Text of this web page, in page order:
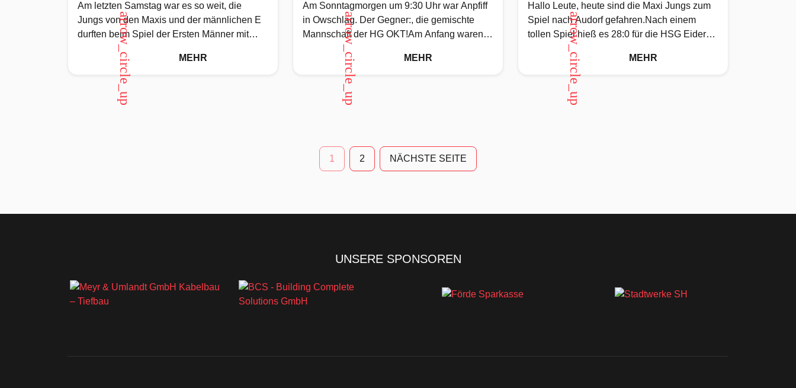
Am letzten Samstag war es so weit, die
Jungs von den Maxis und der männlichen E
durften beim Spiel der Ersten Männer mit
auflaufen.Schon vor
arrow_circle_up MEHR
Am Sonntagmorgen um 9:30 Uhr war Anpfiff
in Owschlag. Der Gegner:, die gemischte
Mannschaft der HG OKT!Am Anfang waren
unsere Jungs noch nicht ganz wach,
arrow_circle_up MEHR
Hallo Leute, heute sind die Maxi Jungs zum
Spiel nach Audorf gefahren.Nach einem
tollen Spiel hieß es 28:0 für die HSG Eider
Harde.Janni hat heute
arrow_circle_up MEHR
1 2 NÄCHSTE SEITE
UNSERE SPONSOREN